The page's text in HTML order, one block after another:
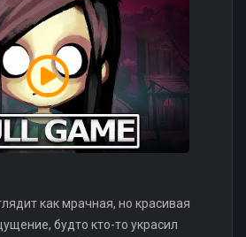
как мрачная, но красивая
будто кто-то украсил